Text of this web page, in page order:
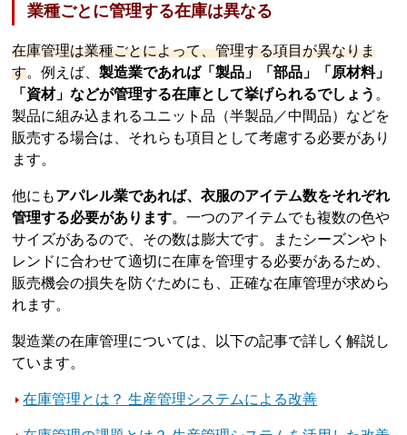
業種ごとに管理する在庫は異なる
在庫管理は業種ごとによって、管理する項目が異なりま
す。例えば、製造業であれば「製品」「部品」「原材料」
「資材」などが管理する在庫として挙げられるでしょう 。
製品に組み込まれるユニット品（半製品／中間品）などを
販売する場合は、それらも項目として考慮する必要があり
ます。
他にもアパレル業であれば、衣服のアイテム数をそれぞれ
管理する必要があります。一つのアイテムでも複数の色や
サイズがあるので、その数は膨大です。またシーズンやト
レンドに合わせて適切に在庫を管理する必要があるため、
販売機会の損失を防ぐためにも、正確な在庫管理が求めら
れます。
製造業の在庫管理については、以下の記事で詳しく解説し
ています。
在庫管理とは？ 生産管理システムによる改善